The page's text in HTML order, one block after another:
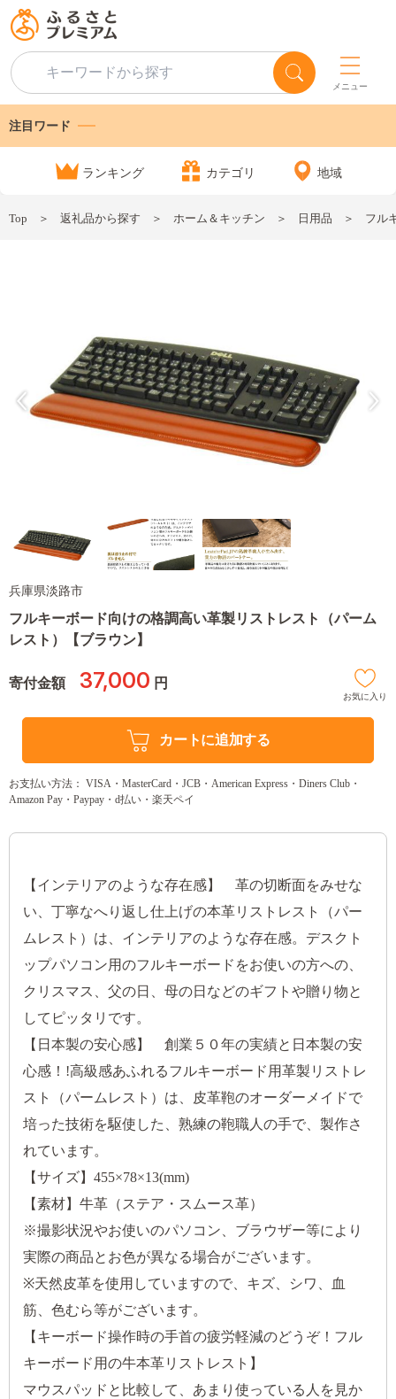
メニュー
注目ワード
ランキング カテゴリ 地域
Top 返礼品から探す ホーム＆キッチン 日用品 フル
兵庫県淡路市
フルキーボード向けの格調高い革製リストレスト（パーム
レスト）【ブラウン】
寄付金額 37,000 円
お気に入り
カートに追加する
お支払い方法： VISA・MasterCard・JCB・American Express・Diners Club・
Amazon Pay・Paypay・d払い・楽天ペイ
【インテリアのような存在感】 革の切断面をみせな
い、丁寧なへり返し仕上げの本革リストレスト（パー
ムレスト）は、インテリアのような存在感。デスクト
ップパソコン用のフルキーボードをお使いの方への、
クリスマス、父の日、母の日などのギフトや贈り物と
してピッタリです。
【日本製の安心感】 創業５０年の実績と日本製の安
心感！!高級感あふれるフルキーボード用革製リストレ
スト（パームレスト）は、皮革鞄のオーダーメイドで
培った技術を駆使した、熟練の鞄職人の手で、製作さ
れています。
【サイズ】455×78×13(mm)
【素材】牛革（ステア・スムース革）
※撮影状況やお使いのパソコン、ブラウザー等により
実際の商品とお色が異なる場合がございます。
※天然皮革を使用していますので、キズ、シワ、血
筋、色むら等がございます。
【キーボード操作時の手首の疲労軽減のどうぞ！フル
キーボード用の牛本革リストレスト】
マウスパッドと比較して、あまり使っている人を見か